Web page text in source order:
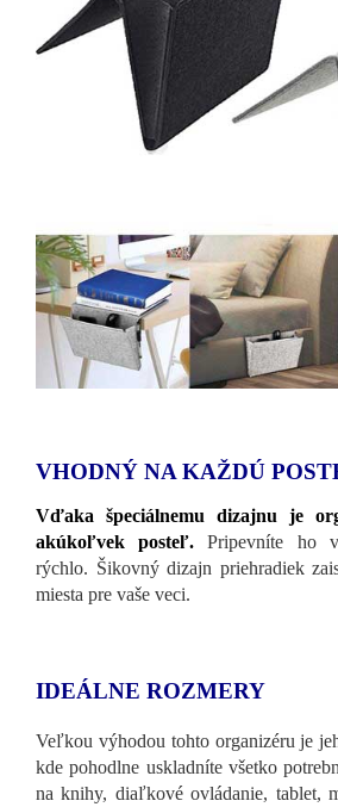
VHODNÝ NA KAŽDÚ
Vďaka špeciálnemu dizajnu je
akúkoľvek posteľ. Pripevníte ho
rýchlo. Šikovný dizajn priehradiek
miesta pre vaše veci.
IDEÁLNE ROZMERY
Veľkou výhodou tohto organizéru je
kde pohodlne uskladníte všetko
na knihy, diaľkové ovládanie, tablet,